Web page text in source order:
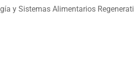
y Sistemas Alimentarios